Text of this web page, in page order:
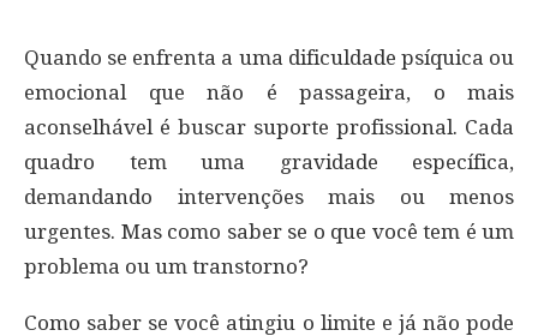
Quando se enfrenta a uma dificuldade psíquica ou
emocional que não é passageira, o mais
aconselhável é buscar suporte profissional. Cada
quadro tem uma gravidade específica,
demandando intervenções mais ou menos
urgentes. Mas como saber se o que você tem é um
problema ou um transtorno?
Como saber se você atingiu o limite e já não pode